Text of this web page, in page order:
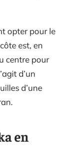
opter pour le
est, en
centre pour
d’un
d’une
en